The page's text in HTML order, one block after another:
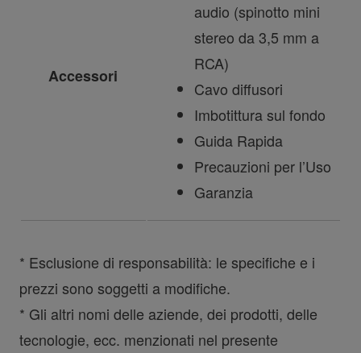
Accessori
audio (spinotto mini
stereo da 3,5 mm a
RCA)
Cavo diffusori
Imbotittura sul fondo
Guida Rapida
Precauzioni per l’Uso
Garanzia
* Esclusione di responsabilità: le specifiche e i
prezzi sono soggetti a modifiche.
* Gli altri nomi delle aziende, dei prodotti, delle
tecnologie, ecc. menzionati nel presente